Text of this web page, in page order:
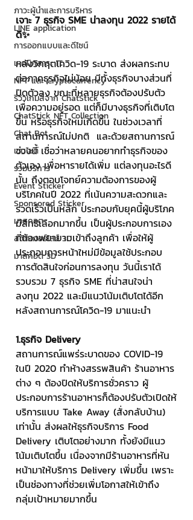
ภาวะผู้นำและการบริหาร
LINE application
การออกแบบและดีไซน์
เทคนิคสาระ IT
NFT และ Cryptocurrency
รีวิวเกมส์จาก ChatStick
ChatStick NFT Collection
Chat Bot
เวบไซต์
รวมบริการ
Event Sticker
Sponsored Sticker
มาสคอต
สติกเกอร์ไลน์ 3D
มาสคอต 3D
เจาะ 7 ธุรกิจ SME น่าลงทุน 2022 รายได้
ดี✨
หลังวิกฤตโควิด-19 ระบาด ส่งผลกระทบ
ต่อภาคธุรกิจไม่น้อย มีทั้งธุรกิจบางส่วนที่
ปิดตัวลง ขณะที่หลายธุรกิจต้องปรับตัว
เพื่อความอยู่รอด แต่ก็มีบางธุรกิจที่เติบโต
ขึ้น หรือธุรกิจใหม่เกิดขึ้น ในช่วงเวลาที่
สถานการณ์ไม่ปกติ  และด้วยสถานการณ์
ช่วงนี้ เชื่อว่าหลายคนอยากทำธุรกิจของ
ตัวเอง เพื่อหารายได้เพิ่ม แต่ลงทุนอะไรดี
นั้น ถึงตอบโจทย์ความต้องการของผู้
บริโภคในปี 2022 ที่เน้นความสะดวกและ
รวดเร็วเป็นหลัก ประกอบกับยุคนี้ผู้บริโภค
มีสิทธิเลือกมากขึ้น เป็นผู้ประกอบการเอง
ที่ต้องพยายามเข้าถึงลูกค้า เพื่อให้ผู้
ประกอบการหน้าใหม่มีข้อมูลใช้ประกอบ
การตัดสินใจก่อนการลงทุน วันนี้เราได้
รวบรวม 7 ธุรกิจ SME ที่น่าสนใจน่า
ลงทุน 2022 และมีแนวโน้มเติบโตได้อีก
หลังสถานการณ์โควิด-19 มาแนะนำ
1.ธุรกิจ Delivery
สถานการณ์แพร่ระบาดของ COVID-19
ในปี 2020 ทำห้างสรรพสินค้า ร้านอาหาร
ต่าง ๆ ต้องปิดให้บริการชั่วคราว ผู้
ประกอบการร้านอาหารก็ต้องปรับตัวเปิดให้
บริการแบบ Take Away (สั่งกลับบ้าน)
เท่านั้น ส่งผลให้ธุรกิจบริการ Food
Delivery เติบโตอย่างมาก ทั้งยังมีแนว
โน้มเติบโตขึ้น เนื่องจากมีร้านอาหารที่หัน
หน้ามาให้บริการ Delivery เพิ่มขึ้น เพราะ
เป็นช่องทางที่ช่วยเพิ่มโอกาสให้เข้าถึง
กลุ่มเป้าหมายมากขึ้น